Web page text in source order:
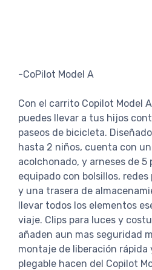
-CoPilot Model A
Con el carrito Copilot Model
puedes llevar a tus hijos
paseos de bicicleta.
hasta 2 niños, cuenta con
acolchonado, y arneses de 5
equipado con bolsillos,
y una trasera de
llevar todos los elementos
viaje. Clips para luces y
añaden aun mas seguridad
montaje de liberación rápida
plegable hacen del Copilot